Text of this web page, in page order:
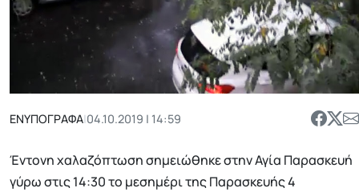
ΕΝΥΠΟΓΡΑΦΑ|04.10.2019 | 14:59
Έντονη χαλαζόπτωση σημειώθηκε στην Αγία Παρασκευή
γύρω στις 14:30 το μεσημέρι της Παρασκευής 4